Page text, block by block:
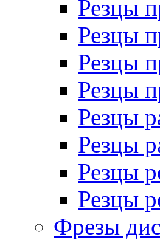
Резцы
Резцы
Резцы
Резцы
Резцы
Резцы
Резцы
Резцы
Фрезы